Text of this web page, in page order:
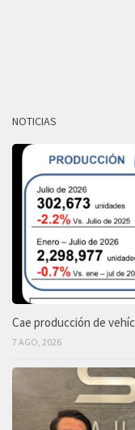
NOTICIAS
Cae producción de
7 AGO, 2026